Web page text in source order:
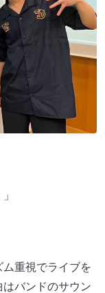
重視でライブを
バンドのサウン